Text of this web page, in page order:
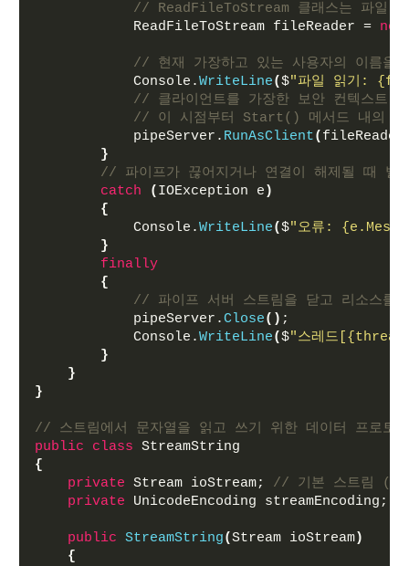
// ReadFileToStream 클래스는 파일 읽
            ReadFileToStream fileReader =
new
// 현재 가장하고 있는 사용자의 이름을
            Console.
WriteLine($"파일 읽기:
// 클라이언트를 가장한 보안 컨텍스
// 이 시점부터 Start() 메서드 내의 파
            pipeServer.
RunAsClient(
}
// 파이프가 끊어지거나 연결이 해제될 때 발
catch
( IOException e )
{
            Console.
WriteLine($"오류:
}
finally
{
// 파이프 서버 스트림을 닫고 리소스를
            pipeServer.
Close() ;
            Console.
WriteLine($"스레드[
}
}
}
// 스트림에서 문자열을 읽고 쓰기 위한 데이터 프로토
public
class StreamString
{
private Stream ioStream; // 기본 스트림
private UnicodeEncoding streamEncoding;
public StreamString(Stream ioStream)
{